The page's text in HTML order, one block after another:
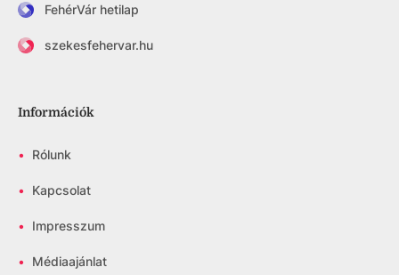
FehérVár hetilap
szekesfehervar.hu
Információk
• Rólunk
• Kapcsolat
• Impresszum
• Médiaajánlat